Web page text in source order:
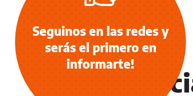
INFORMACIÓN GENERAL
La
Seguinos en las redes y
serás el primero en
informarte!